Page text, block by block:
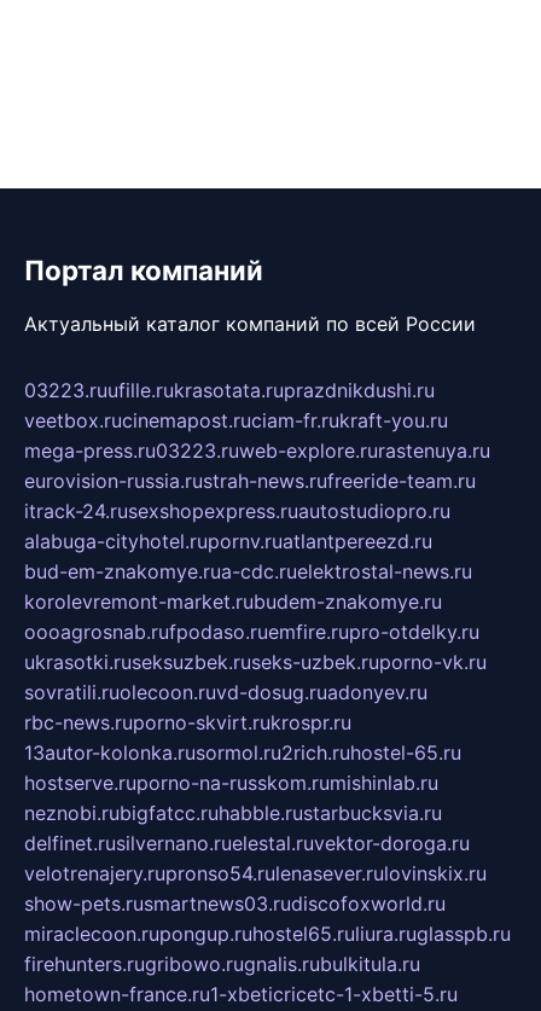
Портал компаний
Актуальный каталог компаний по всей России
03223.ruufille.rukrasotata.ruprazdnikdushi.ru
veetbox.rucinemapost.ruciam-fr.rukraft-you.ru
mega-press.ru03223.ruweb-explore.rurastenuya.ru
eurovision-russia.rustrah-news.rufreeride-team.ru
itrack-24.rusexshopexpress.ruautostudiopro.ru
alabuga-cityhotel.rupornv.ruatlantpereezd.ru
bud-em-znakomye.rua-cdc.ruelektrostal-news.ru
korolevremont-market.rubudem-znakomye.ru
oooagrosnab.rufpodaso.ruemfire.rupro-otdelky.ru
ukrasotki.ruseksuzbek.ruseks-uzbek.ruporno-vk.ru
sovratili.ruolecoon.ruvd-dosug.ruadonyev.ru
rbc-news.ruporno-skvirt.rukrospr.ru
13autor-kolonka.rusormol.ru2rich.ruhostel-65.ru
hostserve.ruporno-na-russkom.rumishinlab.ru
neznobi.rubigfatcc.ruhabble.rustarbucksvia.ru
delfinet.rusilvernano.ruelestal.ruvektor-doroga.ru
velotrenajery.rupronso54.rulenasever.rulovinskix.ru
show-pets.rusmartnews03.rudiscofoxworld.ru
miraclecoon.rupongup.ruhostel65.ruliura.ruglasspb.ru
firehunters.rugribowo.rugnalis.rubulkitula.ru
hometown-france.ru1-xbeticricetc-1-xbetti-5.ru